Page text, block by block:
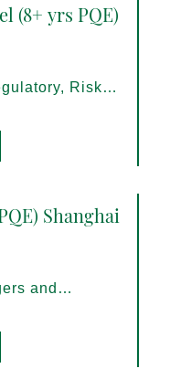
(8+ yrs PQE)
Risk
Shanghai
and